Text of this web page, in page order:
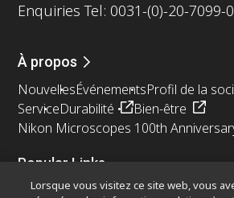
Enquiries Tel: 0031-(0)-20-7099-
À propos
NouvellesÉvénementsProfil de la
ServiceDurabilité
Bien-être
Nikon Microscopes 100th
Popular Links
Dernières nouvelles et actualités
Lorsque vous visitez ce site web, vous